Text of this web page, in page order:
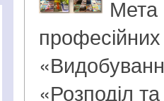
Мета
«Розподіл